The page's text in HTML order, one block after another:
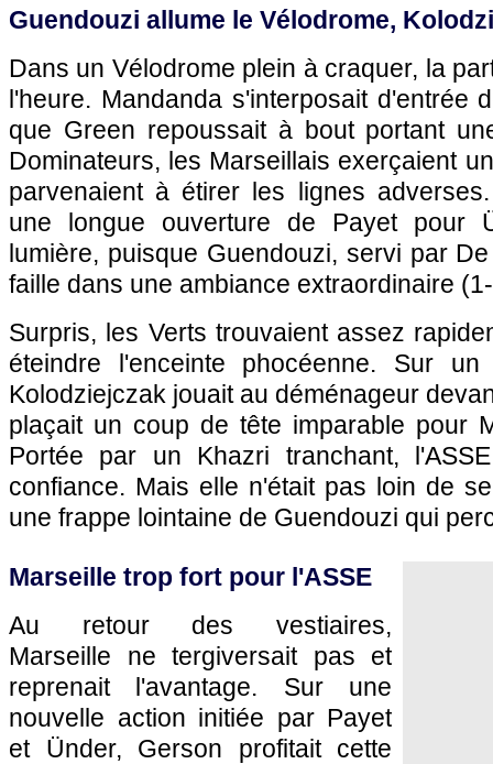
Guendouzi allume le Vélodrome,
Dans un Vélodrome plein à craquer, la
l'heure. Mandanda s'interposait d'entrée
que Green repoussait à bout portant
Dominateurs, les Marseillais exerçaient
parvenaient à étirer les lignes
une longue ouverture de Payet pour
lumière, puisque Guendouzi, servi par
faille dans une ambiance extraordinaire
Surpris, les Verts trouvaient assez
éteindre l'enceinte phocéenne. Sur un
Kolodziejczak jouait au déménageur
plaçait un coup de tête imparable pour
Portée par un Khazri tranchant,
confiance. Mais elle n'était pas loin de
une frappe lointaine de Guendouzi qui
Marseille trop fort pour l'ASSE
Au retour des vestiaires,
Marseille ne tergiversait pas et
reprenait l'avantage. Sur une
nouvelle action initiée par Payet
et Ünder, Gerson profitait cette